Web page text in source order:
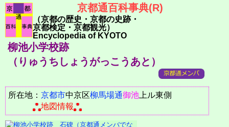
京都通百科事典(R)
（京都の歴史・京都の史跡・
京都検定・京都観光）
Encyclopedia of KYOTO
柳池小学校跡
（りゅうちしょうがっこうあと）
所在地： 京都市中京区柳馬場通御池 上ル東側
地図情報